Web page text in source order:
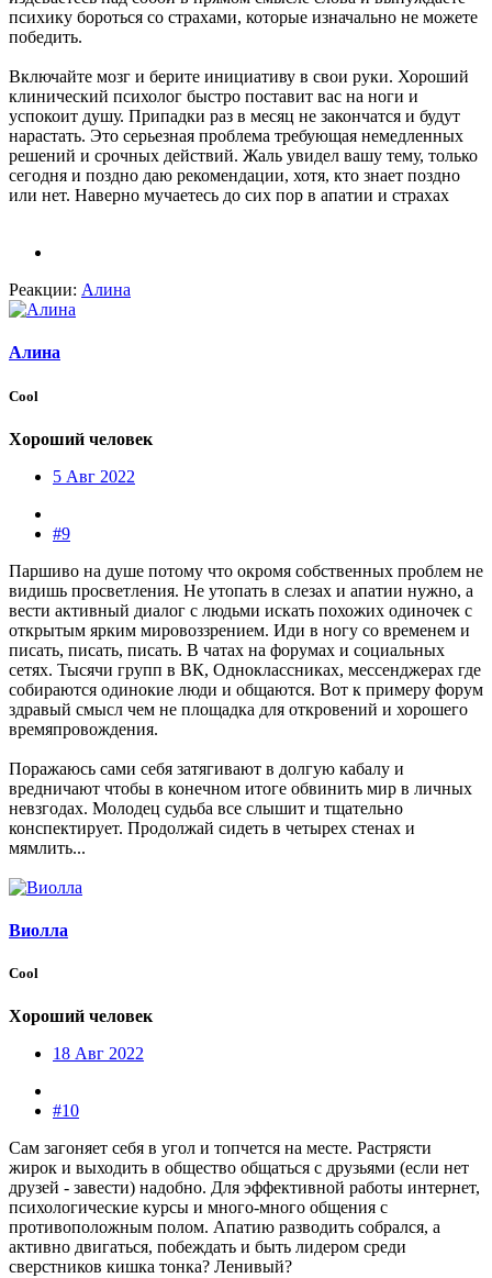
психику бороться со страхами, которые изначально не можете
победить.
Включайте мозг и берите инициативу в свои руки. Хороший
клинический психолог быстро поставит вас на ноги и
успокоит душу. Припадки раз в месяц не закончатся и будут
нарастать. Это серьезная проблема требующая немедленных
решений и срочных действий. Жаль увидел вашу тему, только
сегодня и поздно даю рекомендации, хотя, кто знает поздно
или нет. Наверно мучаетесь до сих пор в апатии и страхах
Реакции: Алина
Алина
Cool
Хороший человек
5 Авг 2022
#9
Паршиво на душе потому что окромя собственных проблем не
видишь просветления. Не утопать в слезах и апатии нужно, а
вести активный диалог с людьми искать похожих одиночек с
открытым ярким мировоззрением. Иди в ногу со временем и
писать, писать, писать. В чатах на форумах и социальных
сетях. Тысячи групп в ВК, Одноклассниках, мессенджерах где
собираются одинокие люди и общаются. Вот к примеру форум
здравый смысл чем не площадка для откровений и хорошего
времяпровождения.
Поражаюсь сами себя затягивают в долгую кабалу и
вредничают чтобы в конечном итоге обвинить мир в личных
невзгодах. Молодец судьба все слышит и тщательно
конспектирует. Продолжай сидеть в четырех стенах и
мямлить...
Виолла
Cool
Хороший человек
18 Авг 2022
#10
Сам загоняет себя в угол и топчется на месте. Растрясти
жирок и выходить в общество общаться с друзьями (если нет
друзей - завести) надобно. Для эффективной работы интернет,
психологические курсы и много-много общения с
противоположным полом. Апатию разводить собрался, а
активно двигаться, побеждать и быть лидером среди
сверстников кишка тонка? Ленивый?